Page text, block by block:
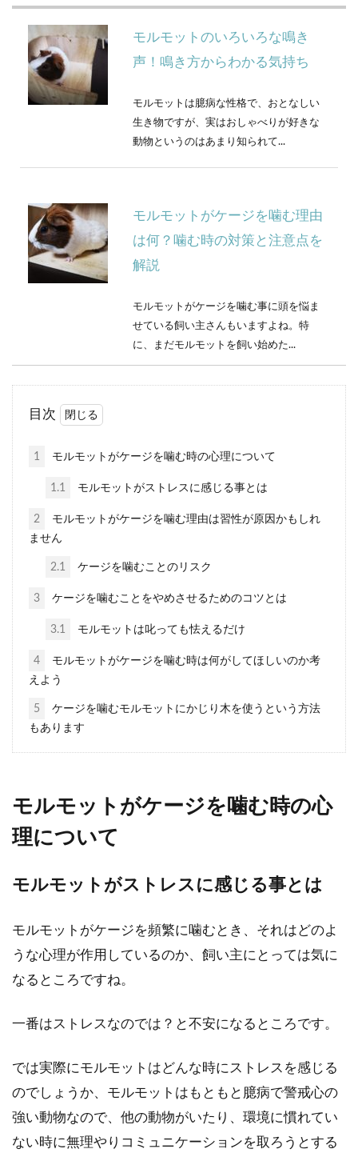
モルモットのいろいろな鳴き
声！鳴き方からわかる気持ち
モルモットは臆病な性格で、おとなしい
生き物ですが、実はおしゃべりが好きな
動物というのはあまり知られて...
モルモットがケージを噛む理由
は何？噛む時の対策と注意点を
解説
モルモットがケージを噛む事に頭を悩ま
せている飼い主さんもいますよね。特
に、まだモルモットを飼い始めた...
モルモットのストレス行動について気に
ます。もしかして、この行...
モルモットは鳴き声で気持を表
します。警戒している時の鳴き
たり、コミニュケーションを計ろうとし
モルモットが撫でると伸びるの
ときは、モルモットを飼う初心者として
紹介
かわいい、かわいいモルモット！ハムス
ターでもうさぎでもなくモルモット！日
本ではまだメ...
目次
1 モルモットがケージを噛む時の心理について
1.1 モルモットがストレスに感じる事とは
2
モルモットがケージを噛む理由は習性が原因かもしれ
ません
2.1 ケージを噛むことのリスク
3 ケージを噛むことをやめさせるためのコツとは
3.1 モルモットは叱っても怯えるだけ
4
モルモットがケージを噛む時は何がしてほしいのか考
えよう
5
ケージを噛むモルモットにかじり木を使うという方法
もあります
モルモットがケージを噛む時の心
理について
モルモットがストレスに感じる事とは
モルモットがケージを頻繁に噛むとき、それはどのよ
うな心理が作用しているのか、飼い主にとっては気に
なるところですね。
一番はストレスなのでは？と不安になるところです。
では実際にモルモットはどんな時にストレスを感じる
のでしょうか、モルモットはもともと臆病で警戒心の
強い動物なので、他の動物がいたり、環境に慣れてい
ない時に無理やりコミュニケーションを取ろうとする